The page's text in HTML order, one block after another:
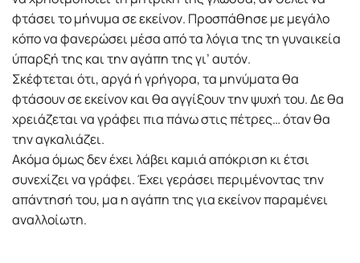
φτάσει το μήνυμα σε εκείνον. Προσπάθησε με μεγάλο
κόπο να φανερώσει μέσα από τα λόγια της τη γυναικεία
ύπαρξή της και την αγάπη της γι’ αυτόν.
Σκέφτεται ότι, αργά ή γρήγορα, τα μηνύματα θα
φτάσουν σε εκείνον και θα αγγίξουν την ψυχή του. Δε θα
χρειάζεται να γράφει πια πάνω στις πέτρες… όταν θα
την αγκαλιάζει.
Ακόμα όμως δεν έχει λάβει καμιά απόκριση κι έτσι
συνεχίζει να γράφει. Έχει γεράσει περιμένοντας την
απάντησή του, μα η αγάπη της για εκείνον παραμένει
αναλλοίωτη.